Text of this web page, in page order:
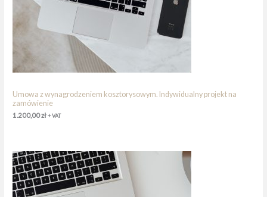
Umowa z wynagrodzeniem kosztorysowym. Indywidualny projekt na
zamówienie
1.200,00zł+ VAT